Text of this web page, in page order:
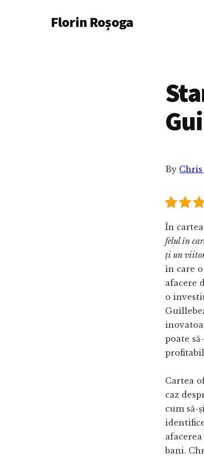
AdditionalFlorin Roșoga
By
În
felul în
ți un
în care o
afacere
o
poate
Cartea
caz
cum să-
bani.